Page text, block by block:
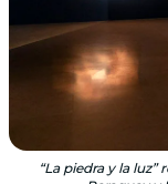
“La piedra y la